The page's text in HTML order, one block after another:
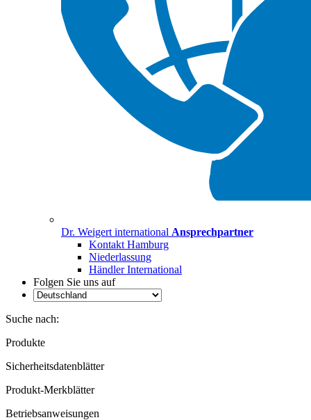
Dr. Weigert international Ansprechpartner
Kontakt Hamburg
Niederlassung
Händler International
Folgen Sie uns auf
Suche nach:
Produkte
Sicherheitsdatenblätter
Produkt-Merkblätter
Betriebsanweisungen